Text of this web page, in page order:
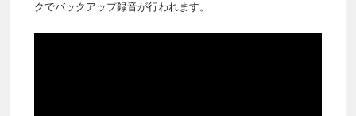
クでバックアップ録音が行われます。